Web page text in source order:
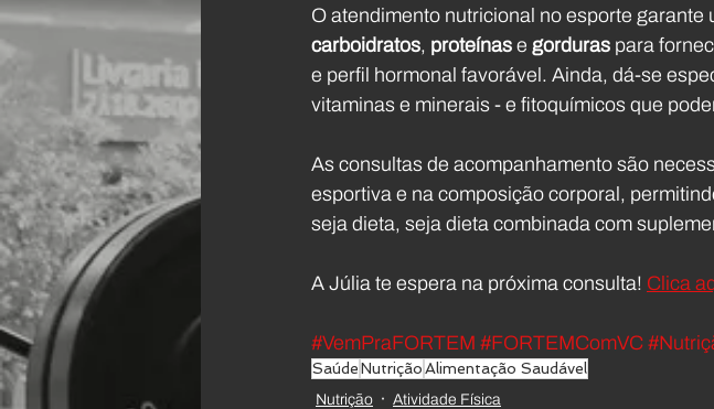
O atendimento nutricional no esporte garante
carboidratos, proteínas e gorduras para
e perfil hormonal favorável. Ainda, dá-se
vitaminas e minerais - e fitoquímicos que
As consultas de acompanhamento são
esportiva e na composição corporal,
seja dieta, seja dieta combinada com
A Júlia te espera na próxima consulta! Clica
#VemPraFORTEM #FORTEMComVC
SaúdeNutriçãoAlimentação Saudável
Nutrição Atividade Física